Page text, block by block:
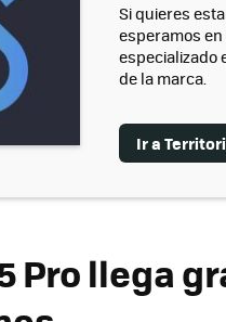
Si quieres
esperamos en
especializado
de la marca.
Ir a
Pro llega